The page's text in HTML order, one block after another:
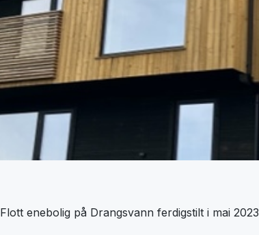
Flott enebolig på Drangsvann ferdigstilt i mai 2023